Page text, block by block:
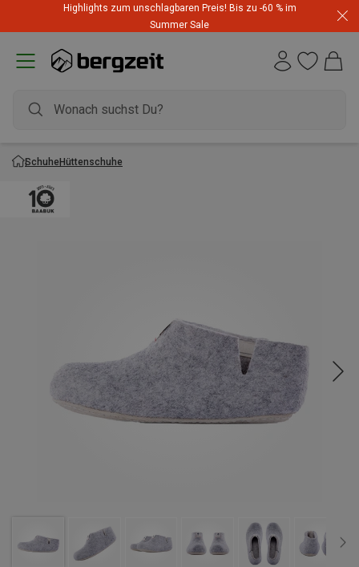
Highlights zum unschlagbaren Preis! Bis zu -60 % im
Summer Sale
SchuheHüttenschuhe